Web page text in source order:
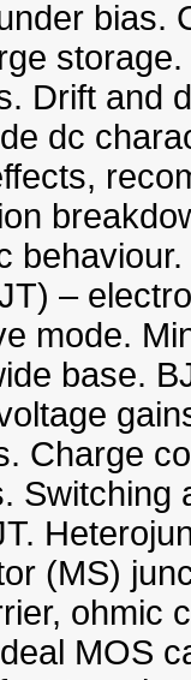
bias.
Drift and
dc
–
mode.
base.
Charge
Switching
(MS)
ohmic
MOS